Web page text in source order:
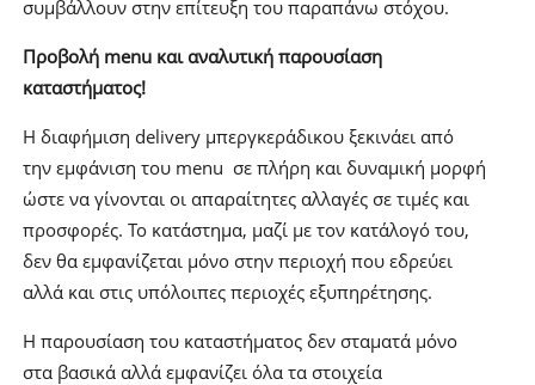
συμβάλλουν στην επίτευξη του παραπάνω στόχου.
Προβολή menu και αναλυτική παρουσίαση
καταστήματος!
Η διαφήμιση delivery μπεργκεράδικου ξεκινάει από
την εμφάνιση του menu σε πλήρη και δυναμική μορφή
ώστε να γίνονται οι απαραίτητες αλλαγές σε τιμές και
προσφορές. Το κατάστημα, μαζί με τον κατάλογό του,
δεν θα εμφανίζεται μόνο στην περιοχή που εδρεύει
αλλά και στις υπόλοιπες περιοχές εξυπηρέτησης.
Η παρουσίαση του καταστήματος δεν σταματά μόνο
στα βασικά αλλά εμφανίζει όλα τα στοιχεία